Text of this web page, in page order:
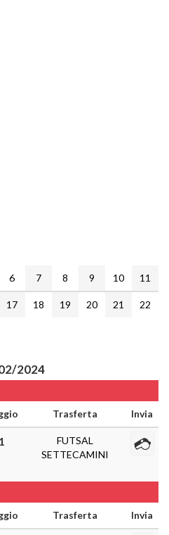
6 7 8 9 10 11
17 18 19 20 21
22
2024
Trasferta Invia
FUTSAL
SETTECAMINI
Trasferta Invia